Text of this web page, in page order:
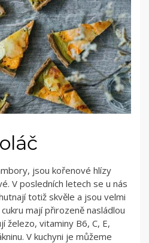
jsou kořenové hlízy
V posledních letech se u nás
totiž skvěle a jsou velmi
mají přirozeně nasládlou
železo, vitaminy B6, C, E,
V kuchyni je můžeme